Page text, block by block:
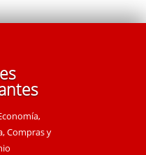
Compras y